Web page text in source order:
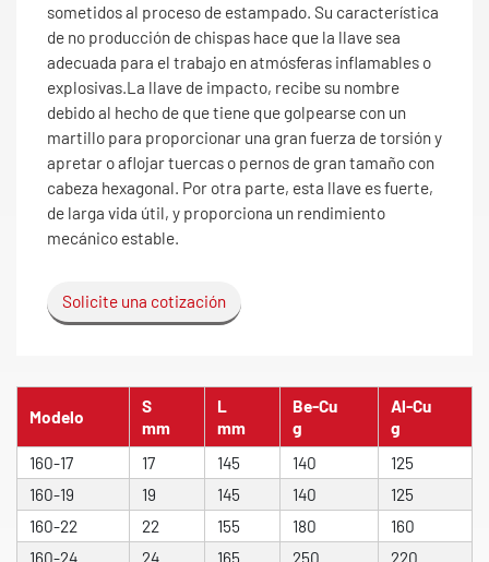
sometidos al proceso de estampado. Su característica
de no producción de chispas hace que la llave sea
adecuada para el trabajo en atmósferas inflamables o
explosivas.La llave de impacto, recibe su nombre
debido al hecho de que tiene que golpearse con un
martillo para proporcionar una gran fuerza de torsión y
apretar o aflojar tuercas o pernos de gran tamaño con
cabeza hexagonal. Por otra parte, esta llave es fuerte,
de larga vida útil, y proporciona un rendimiento
mecánico estable.
Solicite una cotización
Modelo
S
mm
L
mm
Be-Cu
g
Al-Cu
g
160-17
17 145 140
125
160-19
19 145 140
125
160-22
22 155 180
160
160-24
24 165 250
220